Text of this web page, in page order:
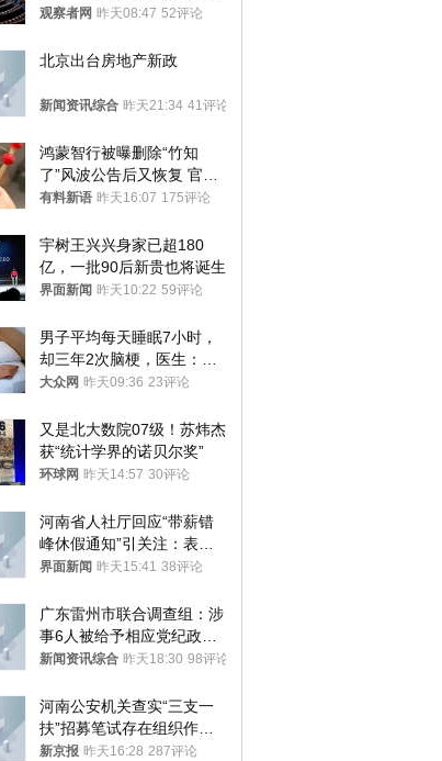
息
观察者网 昨天08:47 52评论
北京出台房地产新政
新闻资讯综合 昨天21:34 41评论
鸿蒙智行被曝删除“竹知
了”风波公告后又恢复 官媒
曾力挺：劝华为要大度的，
有料新语 昨天16:07 175评论
宇树王兴兴身家已超180
亿，一批90后新贵也将诞生
界面新闻 昨天10:22 59评论
男子平均每天睡眠7小时，
却三年2次脑梗，医生：这
样睡觉更伤身
大众网 昨天09:36 23评论
又是北大数院07级！苏炜杰
获“统计学界的诺贝尔奖”
环球网 昨天14:57 30评论
河南省人社厅回应“带薪错
峰休假通知”引关注：表述
不够准确，待修改后印发
界面新闻 昨天15:41 38评论
广东雷州市联合调查组：涉
事6人被给予相应党纪政务
处分和组织处理
新闻资讯综合 昨天18:30 98评论
河南公安机关查实“三支一
扶”招募笔试存在组织作弊
犯罪行为
新京报 昨天16:28 287评论